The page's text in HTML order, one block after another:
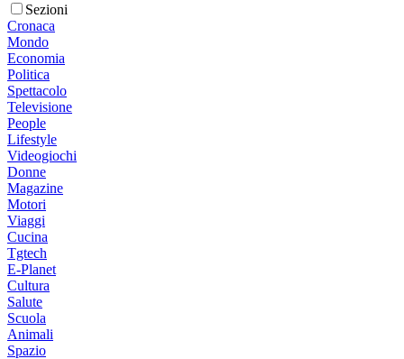
Sezioni
Cronaca
Mondo
Economia
Politica
Spettacolo
Televisione
People
Lifestyle
Videogiochi
Donne
Magazine
Motori
Viaggi
Cucina
Tgtech
E-Planet
Cultura
Salute
Scuola
Animali
Spazio